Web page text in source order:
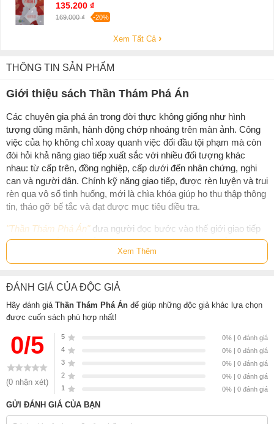
135.200 ₫
169.000 ₫ -20%
Xem Tất Cả
THÔNG TIN SẢN PHẨM
Giới thiệu sách Thần Thám Phá Án
Các chuyên gia phá án trong đời thực không giống như hình
tượng dũng mãnh, hành động chớp nhoáng trên màn ảnh. Công
việc của họ không chỉ xoay quanh việc đối đầu tội phạm mà còn
đòi hỏi khả năng giao tiếp xuất sắc với nhiều đối tượng khác
nhau: từ cấp trên, đồng nghiệp, cấp dưới đến nhân chứng, nghi
can và người dân. Chính kỹ năng giao tiếp, được rèn luyện và trui
rèn qua vô số tình huống, mới là chìa khóa giúp họ thu thập thông
tin, tháo gỡ bế tắc và đạt được mục tiêu điều tra.
"Thần Thám Phá Án"đưa người đọc bước vào thế giới giao tiếp
giàu tính chiến lược của các chuyên gia phá án. Tác giảZhu Qi
không chỉ phân tích nguyên tắc và phương pháp, mà còn
minh họa bằng những câu chuyện thực tế, từ các vụ án nổi tiếng
như
“Unabomber” hay “Baby Face Nelson”
đời thường. Mỗi chương sách là một mảnh ghép kỹ năng cụ thể:
lựa chọn thời điểm và địa điểm trò chuyện, đọc hiểu ngôn ngữ cơ
thể, khéo léo dẫn dắt cảm xúc đối phương, hóa giải xung đột, hay
tận dụng giao tiếp để tạo lợi thế trong môi trường công sở.
Cuốn sách được chia thành tám chương, bao quát hầu như mọi
khía cạnh của giao tiếp chuyên nghiệp:
Sắp đặt hoàn cảnh, nâng cao chất lượng giao tiếp
Loại bỏ chướng ngại, mở ra kênh đối thoại
Xem Thêm
ĐÁNH GIÁ CỦA ĐỘC GIẢ
Hãy đánh giá Thần Thám Phá Án để giúp những độc giả khác lựa chọn
được cuốn sách phù hợp nhất!
0/5
(0 nhận xét)
5
0% | 0 đánh giá
4
0% | 0 đánh giá
3
0% | 0 đánh giá
2
0% | 0 đánh giá
1
0% | 0 đánh giá
GỬI ĐÁNH GIÁ CỦA BẠN